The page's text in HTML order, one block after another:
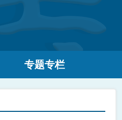
专题专栏